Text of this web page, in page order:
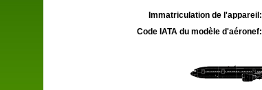
Immatriculation de l'appareil:
Code IATA du modèle d'aéronef: